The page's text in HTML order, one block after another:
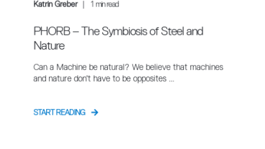
Katrin Greber 1 min read
PHORB – The Symbiosis of Steel and
Nature
Can a Machine be natural? We believe that machines
and nature don’t have to be opposites ...
START READING